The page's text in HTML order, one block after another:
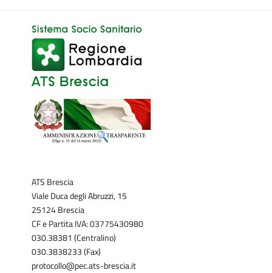
ATS Brescia
Viale Duca degli Abruzzi, 15
25124 Brescia
CF e Partita IVA: 03775430980
030.38381 (Centralino)
030.3838233 (Fax)
protocollo@pec.ats-brescia.it